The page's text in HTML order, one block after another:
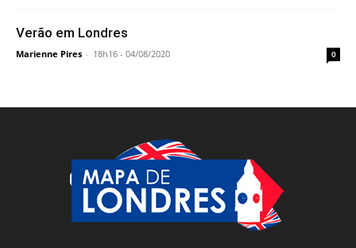
Verão em Londres
Marienne Pires - 18h16 - 04/08/2020 0